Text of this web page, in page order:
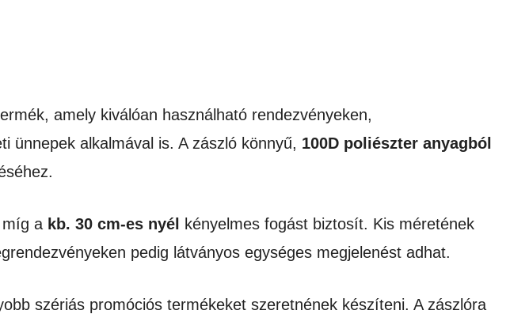
amely kiválóan használható rendezvényeken,
ünnepek alkalmával is. A zászló könnyű, 100D poliészter anyagból
míg a kb. 30 cm-es nyél
kényelmes fogást biztosít. Kis méretének
pedig látványos egységes megjelenést adhat.
szériás promóciós termékeket szeretnének készíteni. A zászlóra